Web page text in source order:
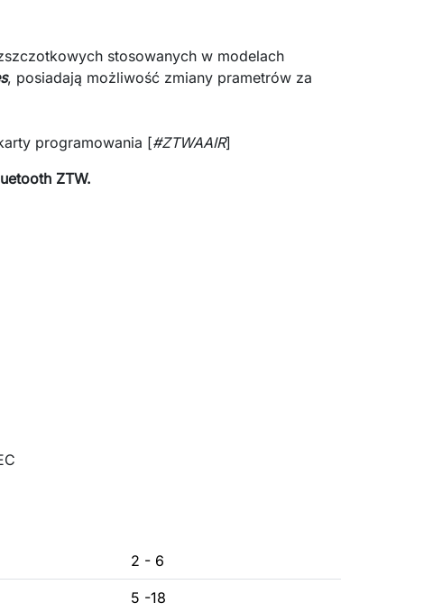
stosowanych w modelach
, posiadają możliwość zmiany prametrów za
programowania [#ZTWAAIR]
ZTW.
2 - 6
5 -18